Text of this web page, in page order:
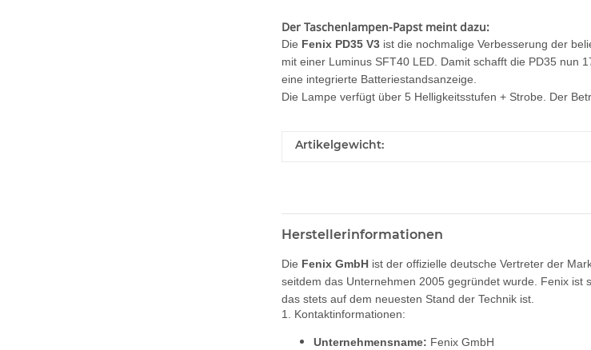
Der Taschenlampen-Papst meint dazu:
Die Fenix PD35 V3 ist die nochmalige Verbesserung der
mit einer Luminus SFT40 LED. Damit schafft die PD35 nun
eine integrierte Batteriestandsanzeige.
Die Lampe verfügt über 5 Helligkeitsstufen + Strobe. Der
Artikelgewicht:
Herstellerinformationen
Die Fenix GmbH ist der offizielle deutsche Vertreter der
seitdem das Unternehmen 2005 gegründet wurde. Fenix ist
das stets auf dem neuesten Stand der Technik ist.
1. Kontaktinformationen:
Unternehmensname: Fenix GmbH